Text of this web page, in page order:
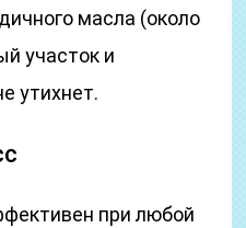
масла (около
участок и
утихнет.
при любой